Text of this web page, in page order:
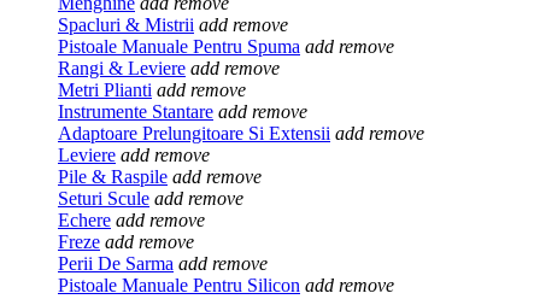
Spacluri & Mistrii add remove
Pistoale Manuale Pentru Spuma add remove
Rangi & Leviere add remove
Metri Plianti add remove
Instrumente Stantare add remove
Adaptoare Prelungitoare Si Extensii add remove
Leviere add remove
Pile & Raspile add remove
Seturi Scule add remove
Echere add remove
Freze add remove
Perii De Sarma add remove
Pistoale Manuale Pentru Silicon add remove